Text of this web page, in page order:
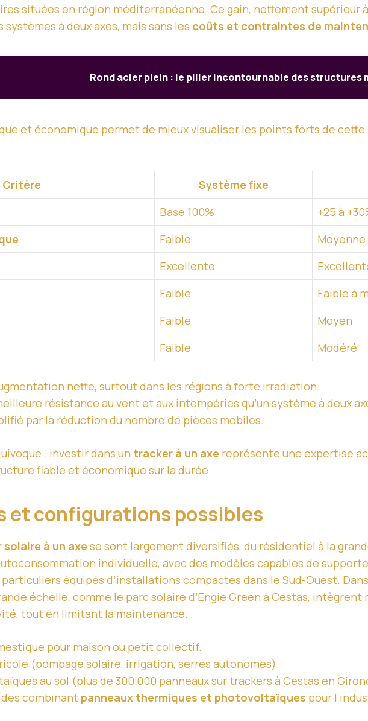
situées en région méditerranéenne. Ce gain, nettement supérieur
à deux axes, mais sans les coûts et contraintes de
Rond acier plein : le pilier incontournable des structures
et économique permet de mieux visualiser les points forts de
Critère Système fixe
Base 100%
+25 à
Faible
Moyenne
Excellente
Faible
Faible à
Faible
Moyen
Faible Modéré
nette, surtout dans les régions à forte irradiation.
résistance au vent et aux intempéries qu’un système à deux
par la réduction du nombre de pièces mobiles.
: investir dans un tracker à un axe représente une expertise
fiable et économique sur la durée.
et configurations possibles
à un axe se sont largement diversifiés, du résidentiel à la
individuelle, avec des modèles capables de
équipés d’installations compactes dans le Sud-Ouest.
échelle, comme le parc solaire d’Engie Green à Cestas,
tout en limitant la maintenance.
pour maison ou petit collectif.
(pompage solaire, irrigation, serres autonomes).
au sol (plus de 300 000 panneaux sur trackers à Cestas en
combinant panneaux thermiques et photovoltaïques pour